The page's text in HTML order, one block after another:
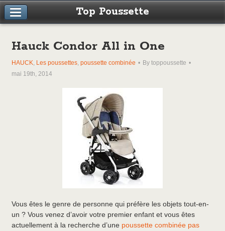
Top Poussette
Hauck Condor All in One
HAUCK, Les poussettes, poussette combinée
By toppoussette
mai 19th, 2014
Vous êtes le genre de personne qui préfère les objets tout-en-
un ? Vous venez d’avoir votre premier enfant et vous êtes
actuellement à la recherche d’une poussette combinée pas